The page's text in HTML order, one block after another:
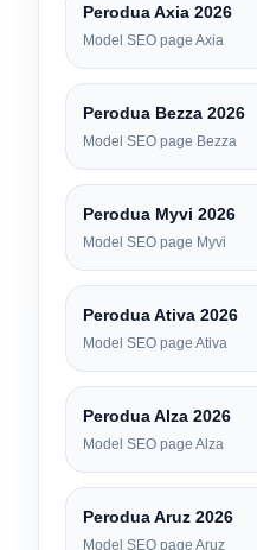
Perodua Axia 2026
Model SEO page Axia
Perodua Bezza 2026
Model SEO page Bezza
Perodua Myvi 2026
Model SEO page Myvi
Perodua Ativa 2026
Model SEO page Ativa
Perodua Alza 2026
Model SEO page Alza
Perodua Aruz 2026
Model SEO page Aruz